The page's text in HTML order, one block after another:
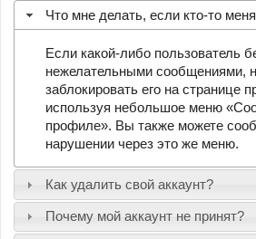
Что мне делать, если кто-то
Если какой-либо пользователь
нежелательными сообщениями,
заблокировать его на странице
используя небольшое меню
профиле». Вы также можете
нарушении через это же меню.
Как удалить свой аккаунт?
Почему мой аккаунт не принят?